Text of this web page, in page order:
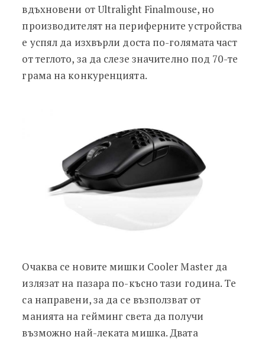
вдъхновени от Ultralight Finalmouse, но
производителят на периферните устройства
е успял да изхвърли доста по-голямата част
от теглото, за да слезе значително под 70-те
грама на конкуренцията.
Очаква се новите мишки Cooler Master да
излязат на пазара по-късно тази година. Te
са направени, за да се възползват от
манията на гейминг света да получи
възможно най-леката мишка. Двата